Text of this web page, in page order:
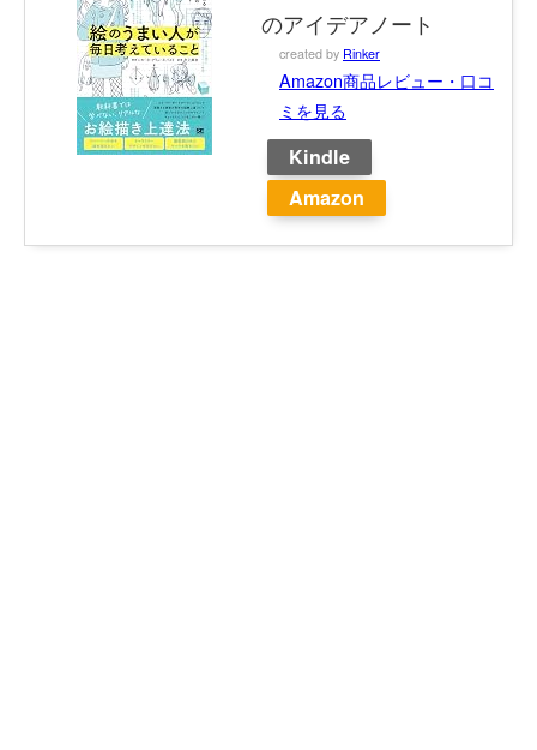
のアイデアノート
created by Rinker
Amazon商品レビュー・口コ
ミを見る
Kindle
Amazon